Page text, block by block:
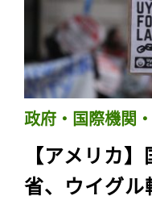
政府・国際機関
【アメリカ
省、ウイグル